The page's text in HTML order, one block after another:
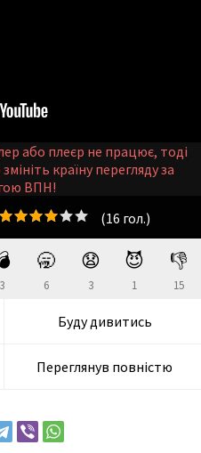
3
🥱
6
😧
3
😈
1
👎
15
Буду дивитись
Переглянув повністю
(16 гол.)
або плеєр не працює, тоді
країну перегляду за
ВПН!